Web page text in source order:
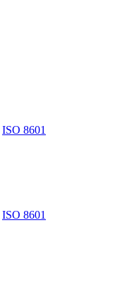
ISO 8601
ISO 8601